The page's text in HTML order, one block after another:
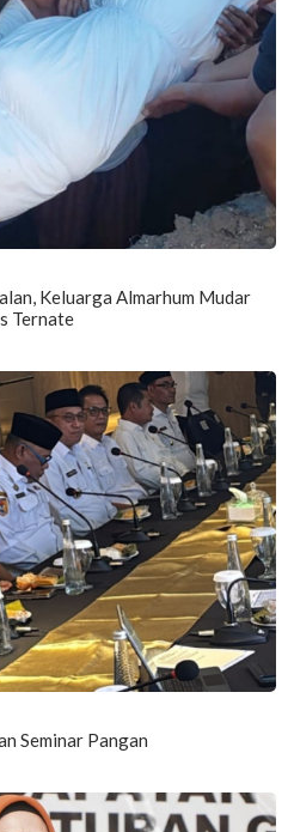
Keluarga Almarhum Mudar
Ternate
Seminar Pangan